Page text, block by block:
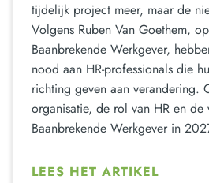
tijdelijk project meer, maar de
Volgens Ruben Van Goethem,
Baanbrekende Werkgever,
nood aan HR-professionals die
richting geven aan verandering.
organisatie, de rol van HR en de
Baanbrekende Werkgever in
LEES HET ARTIKEL